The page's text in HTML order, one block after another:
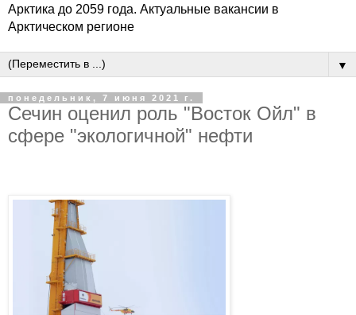
Арктика до 2059 года. Актуальные вакансии в
Арктическом регионе
▼
понедельник, 7 июня 2021 г.
Сечин оценил роль "Восток Ойл" в
сфере "экологичной" нефти